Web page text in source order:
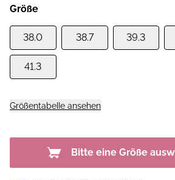
Größe
38.0 38.7 39.3
41.3
Größentabelle ansehen
Bitte eine Größe